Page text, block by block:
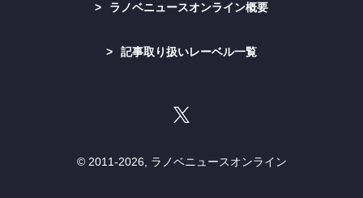
ラノベニュースオンライン概要
記事取り扱いレーベル一覧
© 2011-2026, ラノベニュースオンライン